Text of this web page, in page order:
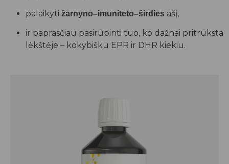
palaikyti žarnyno–imuniteto–širdies ašį,
ir paprasčiau pasirūpinti tuo, ko dažnai pritrūksta
lėkštėje – kokybišku EPR ir DHR kiekiu.